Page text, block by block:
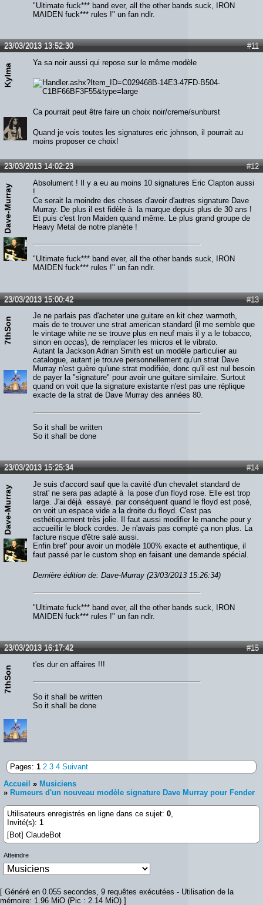
"Ultimate fuck*** band ever, all the other bands suck, IRON
MAIDEN fuck*** rules !" un fan ndlr.
#11
23/03/2013 13:52:30
Kylma
Ya sa noir aussi qui repose sur le même modèle
Ca pourrait peut être faire un choix noir/creme/sunburst
Quand je vois toutes les signatures eric johnson, il pourrait au
moins proposer ce choix!
#12
23/03/2013 14:02:23
Dave-Murray
Absolument ! Il y a eu au moins 10 signatures Eric Clapton aussi
!
Ce serait la moindre des choses d'avoir d'autres signature Dave
Murray. De plus il est fidèle à la marque depuis plus de 30 ans !
Et puis c'est Iron Maiden quand même. Le plus grand groupe de
Heavy Metal de notre planète !
"Ultimate fuck*** band ever, all the other bands suck, IRON
MAIDEN fuck*** rules !" un fan ndlr.
#13
23/03/2013 15:00:42
7thSon
Je ne parlais pas d'acheter une guitare en kit chez warmoth,
mais de te trouver une strat american standard (il me semble que
le vintage white ne se trouve plus en neuf mais il y a le tobacco,
sinon en occas), de remplacer les micros et le vibrato.
Autant la Jackson Adrian Smith est un modèle particulier au
catalogue, autant je trouve personnellement qu'un strat Dave
Murray n'est guère qu'une strat modifiée, donc qu'il est nul besoin
de payer la "signature" pour avoir une guitare similaire. Surtout
quand on voit que la signature existante n'est pas une réplique
exacte de la strat de Dave Murray des années 80.
So it shall be written
So it shall be done
#14
23/03/2013 15:25:34
Dave-Murray
Je suis d'accord sauf que la cavité d'un chevalet standard de
strat' ne sera pas adapté à la pose d'un floyd rose. Elle est trop
large. J'ai déjà essayé. par conséquent quand le floyd est posé,
on voit un espace vide a la droite du floyd. C'est pas
esthétiquement très jolie. Il faut aussi modifier le manche pour y
accueillir le block cordes. Je n'avais pas compté ça non plus. La
facture risque d'être salé aussi.
Enfin bref' pour avoir un modèle 100% exacte et authentique, il
faut passé par le custom shop en faisant une demande spécial.
Dernière édition de: Dave-Murray (23/03/2013 15:26:34)
"Ultimate fuck*** band ever, all the other bands suck, IRON
MAIDEN fuck*** rules !" un fan ndlr.
#15
23/03/2013 16:17:42
7thSon
t'es dur en affaires !!!
So it shall be written
So it shall be done
Pages: 1 2 3 4 Suivant
Accueil » Musiciens
» Rumeurs d'un nouveau modèle signature Dave Murray pour Fender
Utilisateurs enregistrés en ligne dans ce sujet: 0
Invité(s): 1
[Bot] ClaudeBot
Atteindre
[ Généré en 0.055 secondes, 9 requêtes exécutées - Utilisation de la
mémoire: 1.96 MiO (Pic : 2.14 MiO) ]